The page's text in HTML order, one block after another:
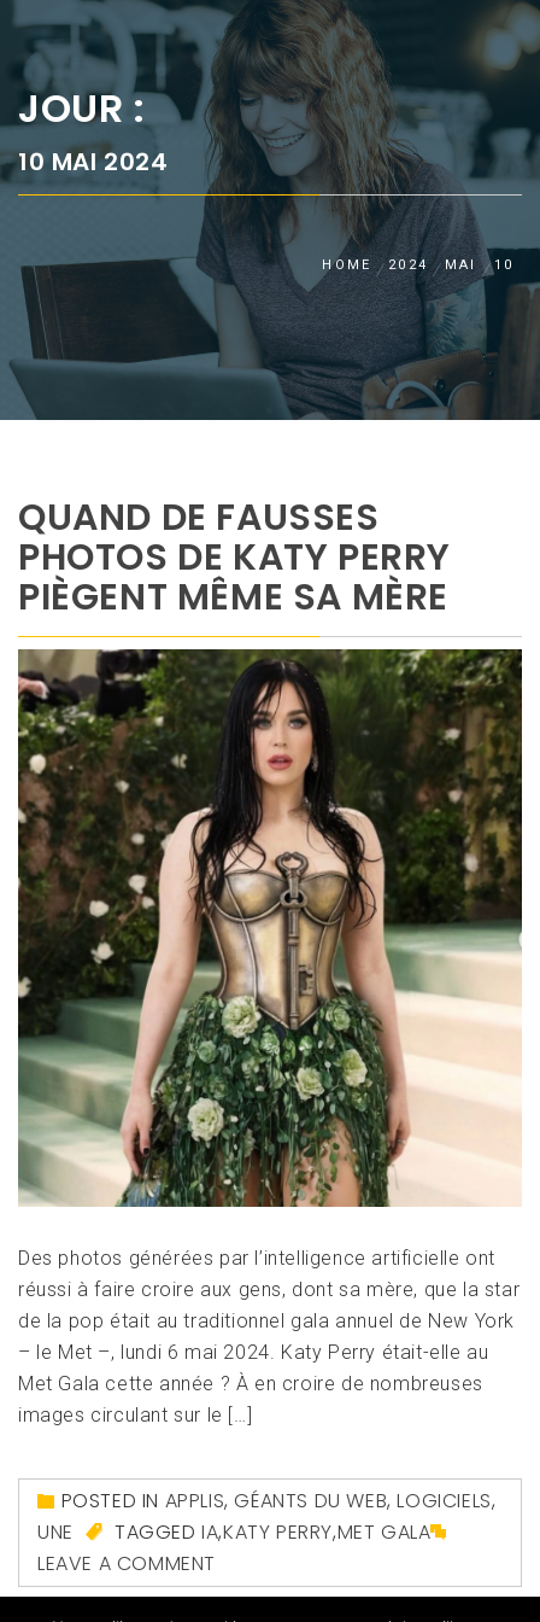
JOUR :
10 MAI 2024
HOME 2024 MAI 10
QUAND DE FAUSSES
PHOTOS DE KATY PERRY
PIÈGENT MÊME SA MÈRE
Des photos générées par l’intelligence artificielle ont
réussi à faire croire aux gens, dont sa mère, que la star
de la pop était au traditionnel gala annuel de New York
– le Met –, lundi 6 mai 2024. Katy Perry était-elle au
Met Gala cette année ? À en croire de nombreuses
images circulant sur le […]
POSTED IN APPLIS,GÉANTS DU WEB,LOGICIELS,
UNE
TAGGEDIA,KATY PERRY,MET GALA
LEAVE A COMMENT